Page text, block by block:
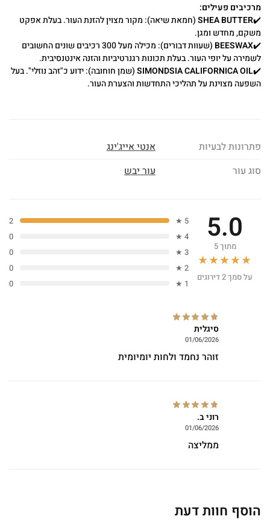
מרכיבים פעילים:
✔️
SHEA BUTTER(חמאת שיאה): מקור מצוין להזנת העור. בעלת אפקט
משקם, מחדש ומגן.
✔️
BEESWAX
(שעוות דבורים): מכילה מעל 300 רכיבים שונים החשובים
לשמירה על יופי העור. בעלת תכונות רגנרטיביות והזנה אינטנסיבית.
✔️
SIMONDSIA CALIFORNICA OIL(שמן חוחובה): ידוע כ"זהב נוזלי". בעל
השפעה מצוינת על תהליכי התחדשות והצערת העור.
פתרונות לבעיות
אנטי אייג'ינג
סוג עור
עור יבש
5.0
מתוך 5
★★★★★
על סמך 2 דירוגים
5 ★
2
4 ★
0
3 ★
0
2 ★
0
1 ★
0
סיגלית
01/06/2026
זוהר נחמד ולחות יומיומית
רוני ב.
01/06/2026
ממליצה
הוסף חוות דעת